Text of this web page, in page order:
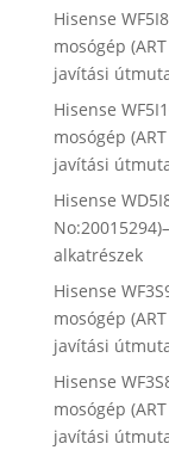
Hisense
mosógép
javítási
Hisense
mosógép
javítási
Hisense
alkatrészek
Hisense
mosógép
javítási
Hisense
mosógép
javítási